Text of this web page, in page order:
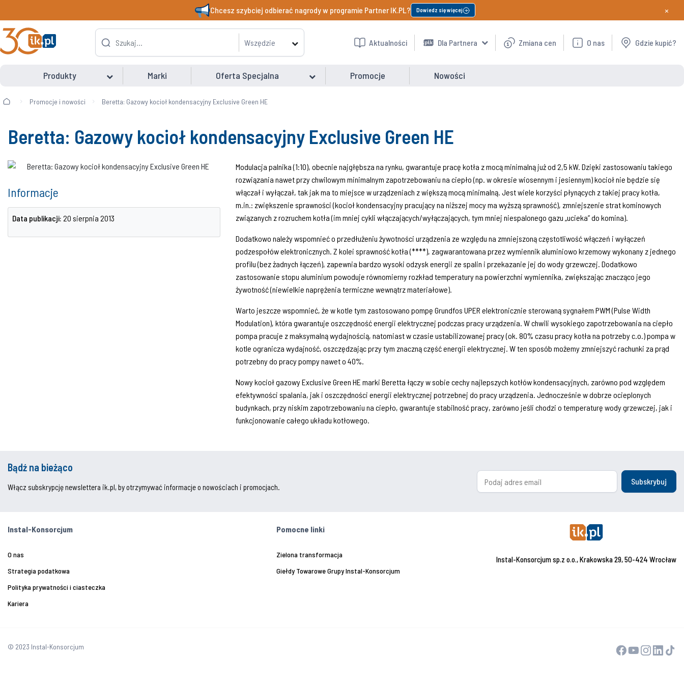
Chcesz szybciej odbierać nagrody w programie Partner IK.PL? Dowiedz się więcej ×
Wszędzie Aktualności Dla Partnera Zmiana cen O nas Gdzie kupić?
Produkty Marki Oferta Specjalna Promocje Nowości
Promocje i nowości Beretta: Gazowy kocioł kondensacyjny Exclusive Green HE
Beretta: Gazowy kocioł kondensacyjny Exclusive Green HE
Informacje
Data publikacji: 20 sierpnia 2013
Modulacja palnika (1:10), obecnie najgłębsza na rynku, gwarantuje pracę kotła z mocą minimalną już od 2,5 kW. Dzięki zastosowaniu takiego
rozwiązania nawet przy chwilowym minimalnym zapotrzebowaniu na ciepło (np. w okresie wiosennym i jesiennym) kocioł nie będzie się
włączał i wyłączał, tak jak ma to miejsce w urządzeniach z większą mocą minimalną. Jest wiele korzyści płynących z takiej pracy kotła,
m.in.: zwiększenie sprawności (kocioł kondensacyjny pracujący na niższej mocy ma wyższą sprawność), zmniejszenie strat kominowych
związanych z rozruchem kotła (im mniej cykli włączających/wyłączających, tym mniej niespalonego gazu „ucieka” do komina).
Dodatkowo należy wspomnieć o przedłużeniu żywotności urządzenia ze względu na zmniejszoną częstotliwość włączeń i wyłączeń
podzespołów elektronicznych. Z kolei sprawność kotła (****), zagwarantowana przez wymiennik aluminiowo krzemowy wykonany z jednego
profilu (bez żadnych łączeń), zapewnia bardzo wysoki odzysk energii ze spalin i przekazanie jej do wody grzewczej. Dodatkowo
zastosowanie stopu aluminium powoduje równomierny rozkład temperatury na powierzchni wymiennika, zwiększając znacząco jego
żywotność (niewielkie naprężenia termiczne wewnątrz materiałowe).
Warto jeszcze wspomnieć, że w kotle tym zastosowano pompę Grundfos UPER elektronicznie sterowaną sygnałem PWM (Pulse Width
Modulation), która gwarantuje oszczędność energii elektrycznej podczas pracy urządzenia. W chwili wysokiego zapotrzebowania na ciepło
pompa pracuje z maksymalną wydajnością, natomiast w czasie ustabilizowanej pracy (ok. 80% czasu pracy kotła na potrzeby c.o.) pompa w
kotle ogranicza wydajność, oszczędzając przy tym znaczną część energii elektrycznej. W ten sposób możemy zmniejszyć rachunki za prąd
potrzebny do pracy pompy nawet o 40%.
Nowy kocioł gazowy Exclusive Green HE marki Beretta łączy w sobie cechy najlepszych kotłów kondensacyjnych, zarówno pod względem
efektywności spalania, jak i oszczędności energii elektrycznej potrzebnej do pracy urządzenia. Jednocześnie w dobrze ocieplonych
budynkach, przy niskim zapotrzebowaniu na ciepło, gwarantuje stabilność pracy, zarówno jeśli chodzi o temperaturę wody grzewczej, jak i
funkcjonowanie całego układu kotłowego.
Bądź na bieżąco
Włącz subskrypcję newslettera ik.pl, by otrzymywać informacje o nowościach i promocjach.
Subskrybuj
Instal-Konsorcjum
O nas
Strategia podatkowa
Polityka prywatności i ciasteczka
Kariera
Pomocne linki
Zielona transformacja
Giełdy Towarowe Grupy Instal-Konsorcjum
Instal-Konsorcjum sp.z o.o., Krakowska 29, 50-424 Wrocław
© 2023 Instal-Konsorcjum